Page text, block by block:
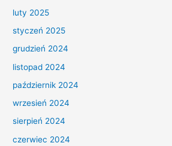
luty 2025
styczeń 2025
grudzień 2024
listopad 2024
październik 2024
wrzesień 2024
sierpień 2024
czerwiec 2024